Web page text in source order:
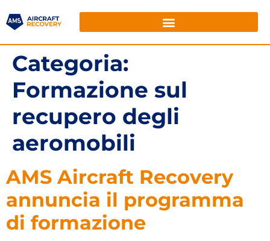
Categoria:
Formazione sul
recupero degli
aeromobili
AMS Aircraft Recovery
annuncia il programma
di formazione